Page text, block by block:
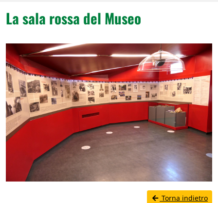
La sala rossa del Museo
Torna indietro